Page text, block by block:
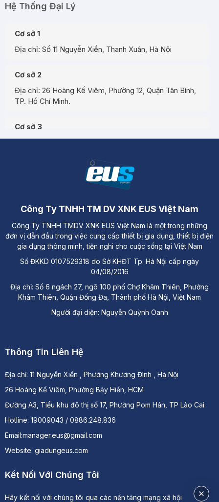
Hệ Thống Đại Lý
Cơ sở 1
Địa chỉ: Số 11 Nguyễn Xiển, Thanh Xuân, Hà Nội
Cơ sở 2
Địa chỉ: 26 Hoàng Kế Viêm, Phường 12, Quận Tân Bình,
TP. Hồ Chí Minh.
Cơ sở 3
Thông Tin Liên Hệ
Địa chỉ: 11 Nguyễn Xiển , Phường Khương Đình , Hà Nội
26 Hoàng Kế Viêm, Phường Bảy Hiền, HCM
Đường A3, Tiểu khu đô thị số 17, Phường Pom Hán, TP Lào Cai
Hotline: 19009043 / 0886.248.836
Email:manager.eus@gmail.com
Website: giadungeus.com
Công Ty TNHH TM DV XNK EUS Việt Nam
Công Ty TNHH TMDV XNK EUS Việt Nam là một trong những
đơn vị dẫn đầu trong việc cung cấp thiết bị gia dụng, thiết bị điện
gia dụng thông minh, tiện nghi cho cuộc sống tại Việt Nam
Số ĐKKD 0107529318 do Sở KHĐT Tp. Hà Nội cấp ngày
04/08/2016
Địa chỉ: Số 6 ngách 27, ngõ 100 phố Chợ Khâm Thiên, Phường
Khâm Thiên, Quận Đống Đa, Thành phố Hà Nội, Việt Nam
Người đại diện: Nguyễn Quỳnh Oanh
Kết Nối Với Chúng Tôi
Hãy kết nối với chúng tôi qua các nền tảng mạng xã hội